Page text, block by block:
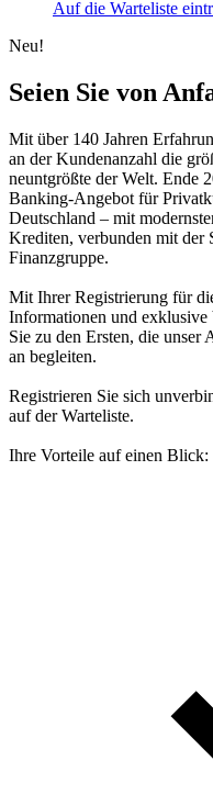
Auf die Warteliste
Neu!
Seien Sie von
Mit über 140 Jahren
an der Kundenanzahl die
neuntgrößte der Welt. Ende
Banking-Angebot für
Deutschland – mit
Krediten, verbunden mit der
Finanzgruppe.
Mit Ihrer Registrierung für
Informationen und exklusive
Sie zu den Ersten, die unser
an begleiten.
Registrieren Sie sich
auf der Warteliste.
Ihre Vorteile auf einen Blick: